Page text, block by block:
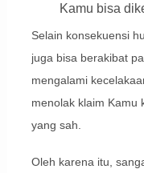
Kamu bisa
Selain konsekuensi
juga bisa berakibat
mengalami
menolak klaim Kamu
yang sah.
Oleh karena itu,